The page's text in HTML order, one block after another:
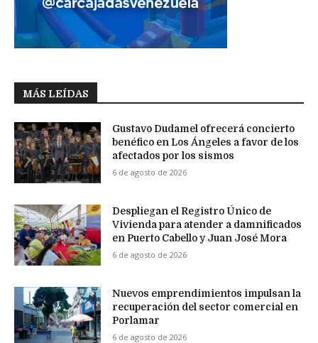
MÁS LEÍDAS
Gustavo Dudamel ofrecerá concierto
benéfico en Los Ángeles a favor de los
afectados por los sismos
6 de agosto de 2026
Despliegan el Registro Único de
Vivienda para atender a damnificados
en Puerto Cabello y Juan José Mora
6 de agosto de 2026
Nuevos emprendimientos impulsan la
recuperación del sector comercial en
Porlamar
6 de agosto de 2026